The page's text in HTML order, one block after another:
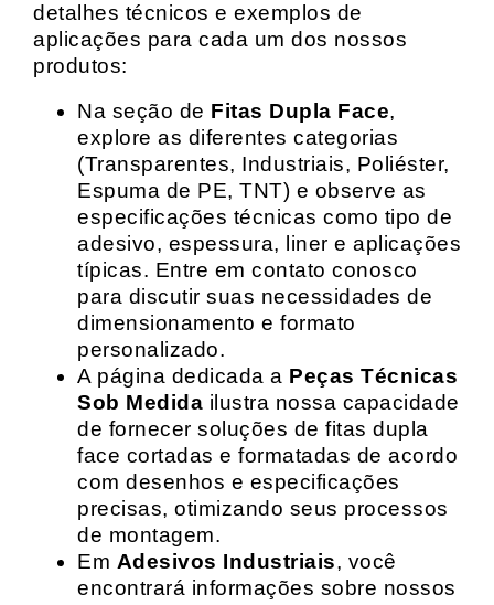
detalhes técnicos e exemplos de
aplicações para cada um dos nossos
produtos:
Na seção de Fitas Dupla Face,
explore as diferentes categorias
(Transparentes, Industriais, Poliéster,
Espuma de PE, TNT) e observe as
especificações técnicas como tipo de
adesivo, espessura, liner e aplicações
típicas. Entre em contato conosco
para discutir suas necessidades de
dimensionamento e formato
personalizado.
A página dedicada a Peças Técnicas
Sob Medida ilustra nossa capacidade
de fornecer soluções de fitas dupla
face cortadas e formatadas de acordo
com desenhos e especificações
precisas, otimizando seus processos
de montagem.
Em Adesivos Industriais, você
encontrará informações sobre nossos